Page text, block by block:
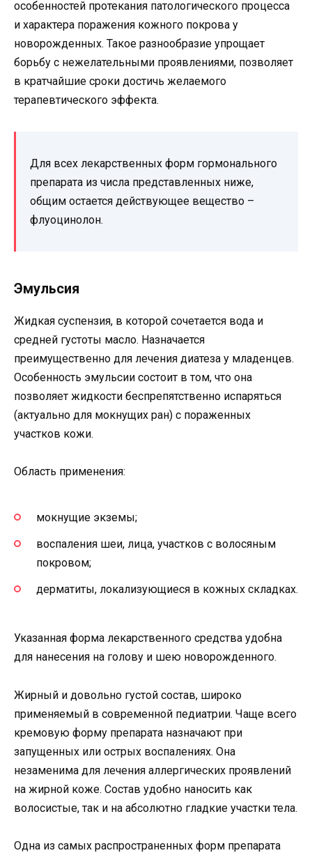
особенностей протекания патологического процесса
и характера поражения кожного покрова у
новорожденных. Такое разнообразие упрощает
борьбу с нежелательными проявлениями, позволяет
в кратчайшие сроки достичь желаемого
терапевтического эффекта.
Для всех лекарственных форм гормонального
препарата из числа представленных ниже,
общим остается действующее вещество –
флуоцинолон.
Эмульсия
Жидкая суспензия, в которой сочетается вода и
средней густоты масло. Назначается
преимущественно для лечения диатеза у младенцев.
Особенность эмульсии состоит в том, что она
позволяет жидкости беспрепятственно испаряться
(актуально для мокнущих ран) с пораженных
участков кожи.
Область применения:
мокнущие экземы;
воспаления шеи, лица, участков с волосяным
покровом;
дерматиты, локализующиеся в кожных складках.
Указанная форма лекарственного средства удобна
для нанесения на голову и шею новорожденного.
Жирный и довольно густой состав, широко
применяемый в современной педиатрии. Чаще всего
кремовую форму препарата назначают при
запущенных или острых воспалениях. Она
незаменима для лечения аллергических проявлений
на жирной коже. Состав удобно наносить как
волосистые, так и на абсолютно гладкие участки тела.
Одна из самых распространенных форм препарата